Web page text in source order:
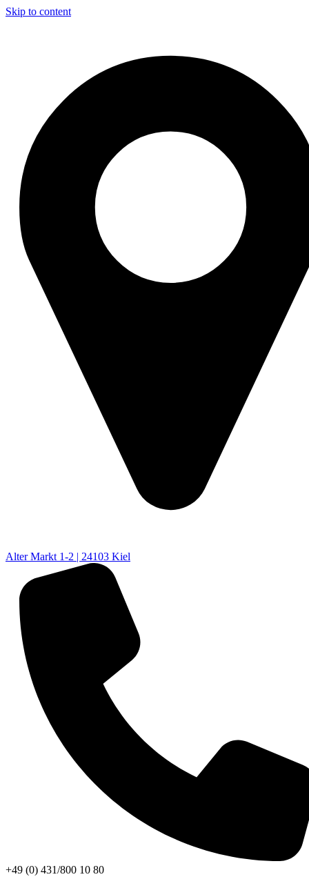
Skip to content
Alter Markt 1-2 | 24103 Kiel
+49 (0) 431/800 10 80